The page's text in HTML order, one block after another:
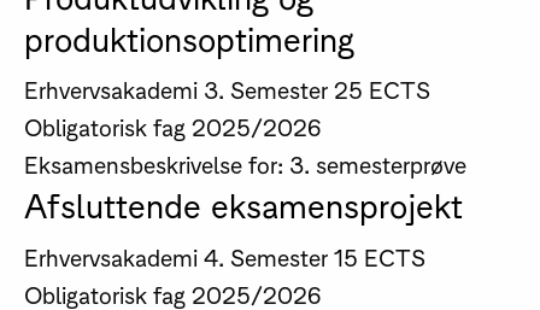
produktionsoptimering
Erhvervsakademi 3. Semester 25 ECTS
Obligatorisk fag 2025/2026
Eksamensbeskrivelse for: 3. semesterprøve
Afsluttende eksamensprojekt
Erhvervsakademi 4. Semester 15 ECTS
Obligatorisk fag 2025/2026